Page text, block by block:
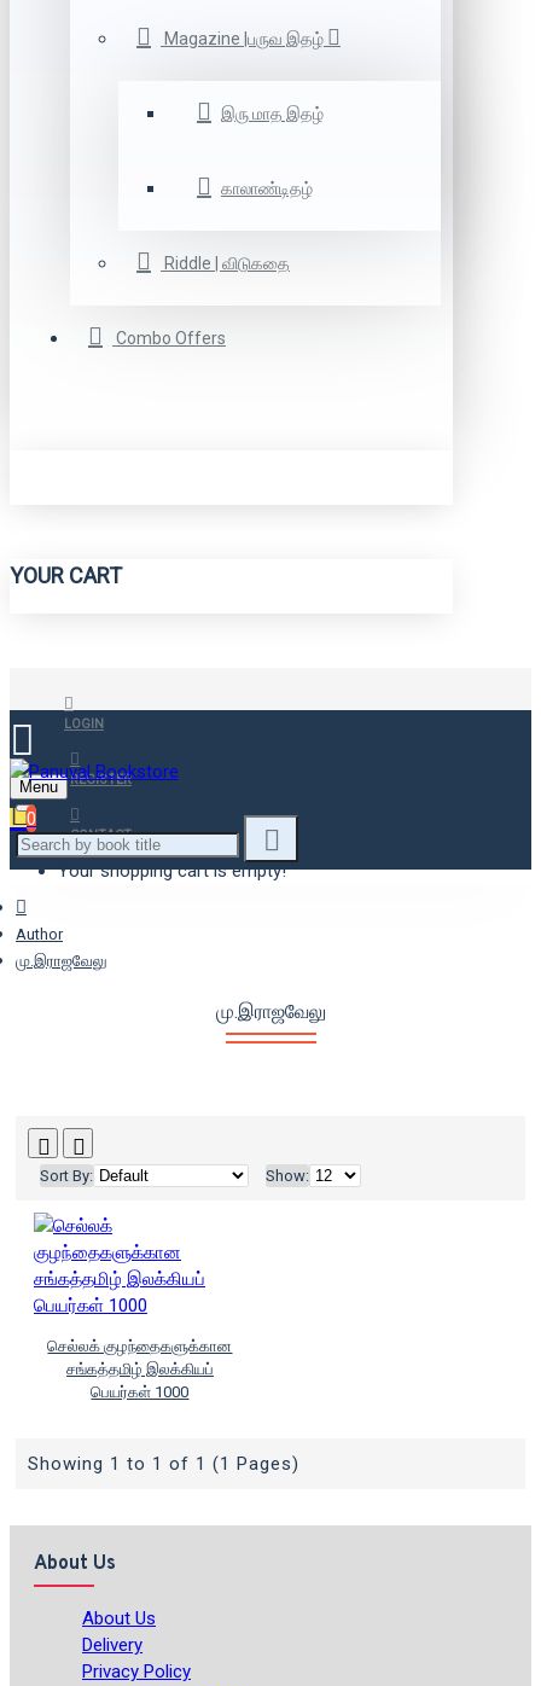
Magazine |பருவ இதழ்
இரு மாத இதழ்
காலாண்டிதழ்
Riddle | விடுகதை
Combo Offers
YOUR CART
LOGIN
REGISTER
CONTACT
Menu
0
Your shopping cart is empty!
Author
மு.இராஜவேலு
மு.இராஜவேலு
Sort By: Show:
செல்லக் குழந்தைகளுக்கான
சங்கத்தமிழ் இலக்கியப்
பெயர்கள் 1000
Showing 1 to 1 of 1 (1 Pages)
About Us
About Us
Delivery
Privacy Policy